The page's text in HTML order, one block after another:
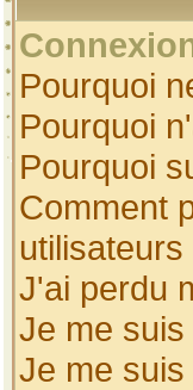
Pourquoi
Pourquoi
Pourquoi
Comment
J'ai perdu
Je me
Je me